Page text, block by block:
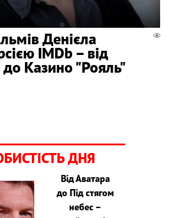
Денієла
IMDb – від
до Казино "Рояль"
ДНЯ
Від Аватара
до Під стягом
небес –